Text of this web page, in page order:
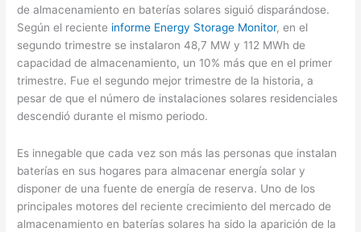
de almacenamiento en baterías solares siguió disparándose.
Según el reciente informe Energy Storage Monitor, en el
segundo trimestre se instalaron 48,7 MW y 112 MWh de
capacidad de almacenamiento, un 10% más que en el primer
trimestre. Fue el segundo mejor trimestre de la historia, a
pesar de que el número de instalaciones solares residenciales
descendió durante el mismo periodo.
Es innegable que cada vez son más las personas que instalan
baterías en sus hogares para almacenar energía solar y
disponer de una fuente de energía de reserva. Uno de los
principales motores del reciente crecimiento del mercado de
almacenamiento en baterías solares ha sido la aparición de la